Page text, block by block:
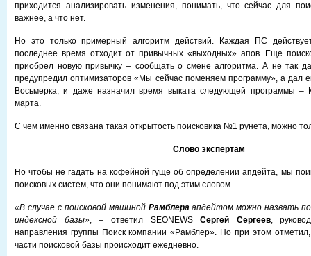
приходится анализировать изменения, понимать, что сейчас для
важнее, а что нет.
Но это только примерный алгоритм действий. Каждая ПС
последнее время отходит от привычных «выходных» апов. Еще
приобрел новую привычку – сообщать о смене алгоритма. А не так
предупредил оптимизаторов «Мы сейчас поменяем программу», а дал
Восьмерка, и даже назначил время выката следующей программы –
марта.
С чем именно связана такая открытость поисковика №1 рунета, можно
Слово экспертам
Но чтобы не гадать на кофейной гуще об определении апдейта, мы
поисковых систем, что они понимают под этим словом.
«В случае с поисковой машиной Рамблераапдейтом можно назвать
индексной базы», – ответил SEONEWSСергей Сергеев,
направления группы Поиск компании «Рамблер». Но при этом
части поисковой базы происходит ежедневно.